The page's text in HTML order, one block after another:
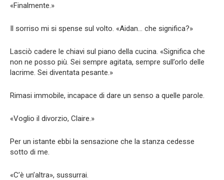
«Finalmente.»
Il sorriso mi si spense sul volto. «Aidan… che significa?»
Lasciò cadere le chiavi sul piano della cucina. «Significa che
non ne posso più. Sei sempre agitata, sempre sull’orlo delle
lacrime. Sei diventata pesante.»
Rimasi immobile, incapace di dare un senso a quelle parole.
«Voglio il divorzio, Claire.»
Per un istante ebbi la sensazione che la stanza cedesse
sotto di me.
«C’è un’altra», sussurrai.